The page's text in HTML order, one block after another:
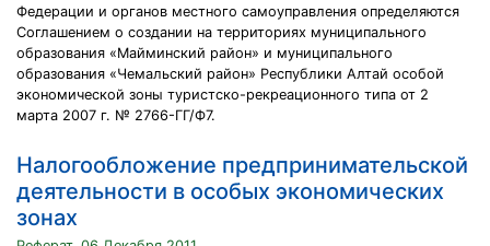
Федерации и органов местного самоуправления определяются
Соглашением о создании на территориях муниципального
образования «Майминский район» и муниципального
образования «Чемальский район» Республики Алтай особой
экономической зоны туристско-рекреационного типа от 2
марта 2007 г. № 2766-ГГ/Ф7.
Налогообложение предпринимательской
деятельности в особых экономических
зонах